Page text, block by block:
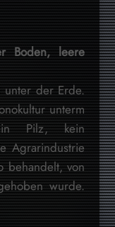
Boden, leere
der Erde.
unterm
Pilz, kein
Agrarindustrie
behandelt, von
wurde.